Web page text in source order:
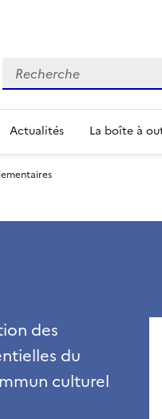
Recherche
Actualités La boîte à
des
du
culturel